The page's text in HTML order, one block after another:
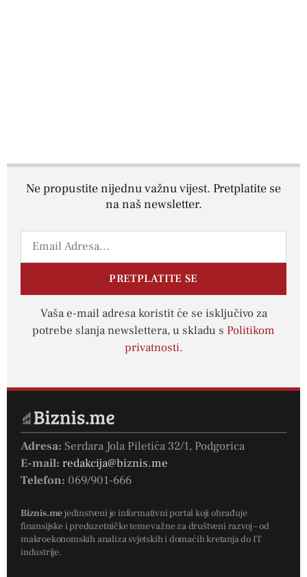
Ne propustite nijednu važnu vijest. Pretplatite se
na naš newsletter.
PRETPLATITE SE
Vaša e-mail adresa koristit će se isključivo za
potrebe slanja newslettera, u skladu s Politikom
privatnosti.
Adresa: Serdara Jola Piletića 32/1, Podgorica
E-mail: redakcija@biznis.me
Telefon: 069/901-666
Biznis.mejedinstveni je informativni portal koji obrađuje
finansijske i preduzetničke teme važne za društveni razvoj – od
makroekonomskih analiza svjetskih i domaćih kretanja do IT
industrije.